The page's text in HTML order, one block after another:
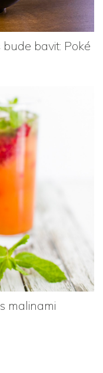
bavit: Poké
malinami